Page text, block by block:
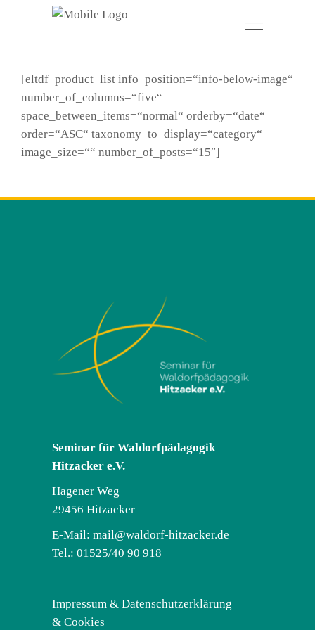
[eltdf_product_list info_position=“info-below-image“
number_of_columns=“five“
space_between_items=“normal“ orderby=“date“
order=“ASC“ taxonomy_to_display=“category“
image_size=““ number_of_posts=“15″]
Seminar für Waldorfpädagogik
Hitzacker e.V.
Hagener Weg
29456 Hitzacker
E-Mail: mail@waldorf-hitzacker.de
Tel.: 01525/40 90 918
Impressum & Datenschutzerklärung
& Cookies